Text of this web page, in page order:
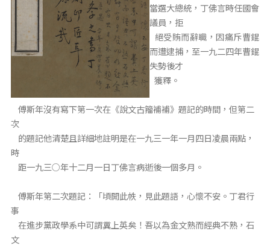
當選大總統，丁佛言時任國會
議員，拒
絕受賄而辭職，因痛斥曹錕
而遭逮捕，至一九二四年曹錕
失勢後才
獲釋。
傅斯年沒有寫下第一次在《說文古籀補補》題記的時間，但第二
次
的題記他清楚且詳細地註明是在一九三一年一月四日凌晨兩點，
時
距一九三○年十二月一日丁佛言病逝後一個多月。
傅斯年第二次題記：「頃開此帙，見此題語，心懷不安。丁君行
事
在進步黨政學系中可謂糞上英矣！吾以為金文熟而經典不熟，石
文